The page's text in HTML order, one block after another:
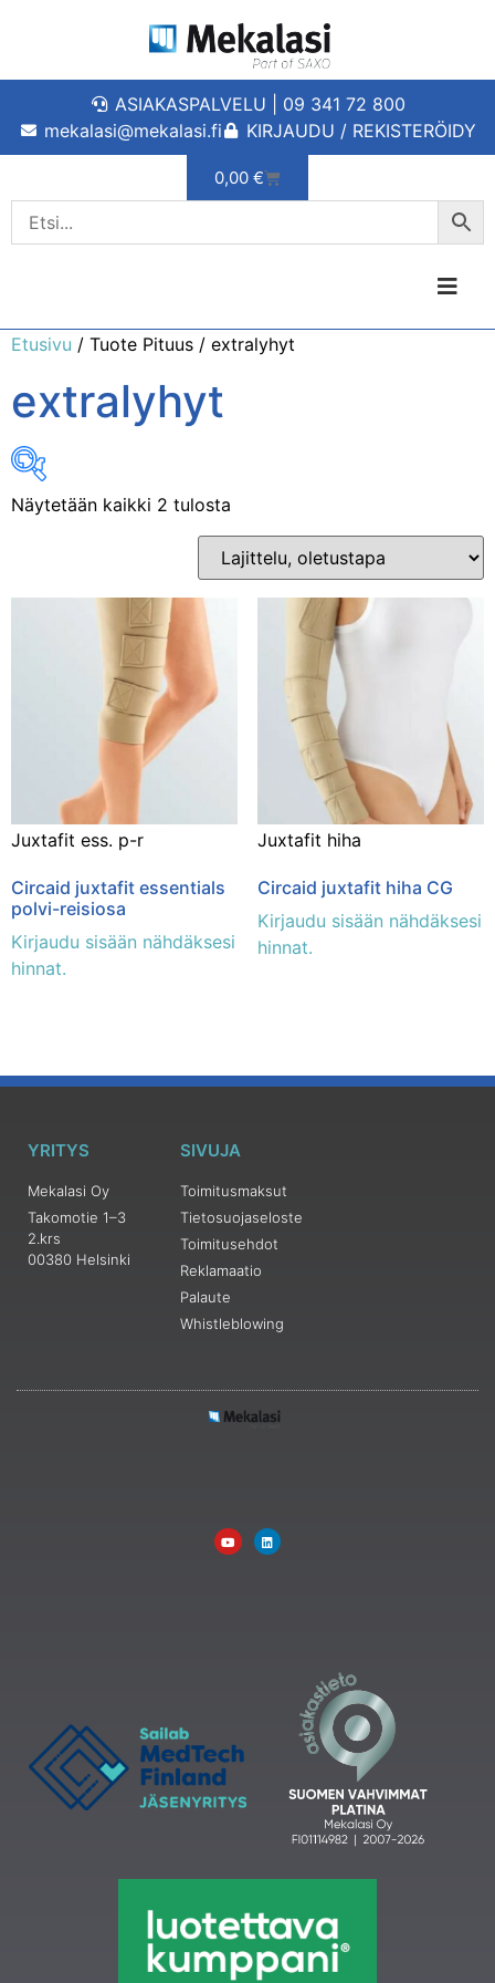
ASIAKASPALVELU | 09 341 72 800
mekalasi@mekalasi.fi
KIRJAUDU / REKISTERÖIDY
0,00 €
Etusivu / Tuote Pituus / extralyhyt
extralyhyt
Näytetään kaikki 2 tulosta
Juxtafit ess. p-r
Circaid juxtafit essentials
polvi-reisiosa
Kirjaudu sisään nähdäksesi
hinnat.
Juxtafit hiha
Circaid juxtafit hiha CG
Kirjaudu sisään nähdäksesi
hinnat.
YRITYS
Mekalasi Oy
Takomotie 1–3
2.krs
00380 Helsinki
SIVUJA
Toimitusmaksut
Tietosuojaseloste
Toimitusehdot
Reklamaatio
Palaute
Whistleblowing